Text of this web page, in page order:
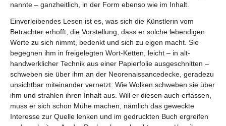
nannte – ganzheitlich, in der Form ebenso wie im Inhalt.
Einverleibendes Lesen ist es, was sich die Künstlerin vom
Betrachter erhofft, die Vorstellung, dass er solche lebendigen
Worte zu sich nimmt, bedenkt und sich zu eigen macht. Sie
begegnen ihm in freigelegten Wort-Ketten, leicht – in alt-
handwerklicher Technik aus einer Papierfolie ausgeschnitten –
schweben sie über ihm an der Neorenaissancedecke, geradezu
unsichtbar miteinander vernetzt. Wie Wolken schweben sie über
ihm und strahlen ihren Inhalt aus. Will er diesen auch erfassen,
muss er sich schon Mühe machen, nämlich das geweckte
Interesse zur Quelle lenken und im gedruckten Buch ergreifen